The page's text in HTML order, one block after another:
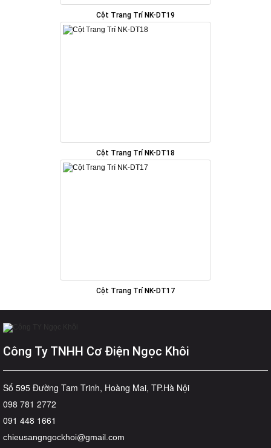
Cột Trang Trí NK-DT19
Cột Trang Trí NK-DT18
Cột Trang Trí NK-DT17
Công Ty TNHH Cơ Điện Ngọc Khôi
Số 595 Đường Tam Trinh, Hoàng Mai, TP.Hà Nội
098 781 2772
091 448 1661
chieusangngockhoi@gmail.com